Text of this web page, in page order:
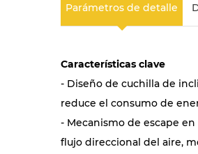
Parámetros de detalle
Características clave
- Diseño de cuchilla de
reduce el consumo de
- Mecanismo de escape
flujo direccional del aire,